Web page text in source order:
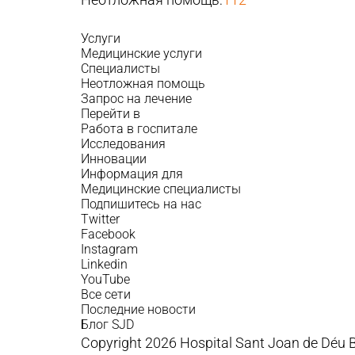
Услуги
Медицинские услуги
Специалисты
Неотложная помощь
Запрос на лечение
Перейти в
Работа в госпитале
Исследования
Инновации
Информация для
Медицинские специалисты
Подпишитесь на нас
Twitter
Facebook
Instagram
Linkedin
YouTube
Все сети
Последние новости
Блог SJD
Copyright 2026 Hospital Sant Joan de Déu